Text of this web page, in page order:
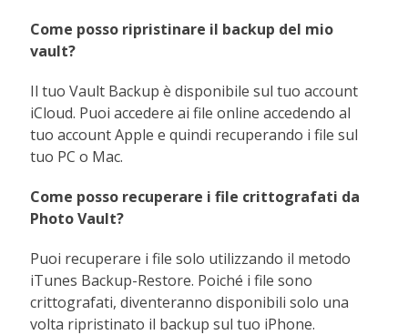
Come posso ripristinare il backup del mio
vault?
Il tuo Vault Backup è disponibile sul tuo account
iCloud. Puoi accedere ai file online accedendo al
tuo account Apple e quindi recuperando i file sul
tuo PC o Mac.
Come posso recuperare i file crittografati da
Photo Vault?
Puoi recuperare i file solo utilizzando il metodo
iTunes Backup-Restore. Poiché i file sono
crittografati, diventeranno disponibili solo una
volta ripristinato il backup sul tuo iPhone.